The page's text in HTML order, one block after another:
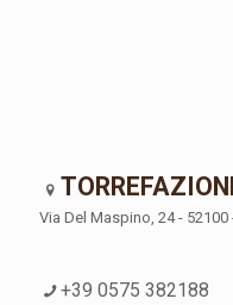
Via Del Maspino, 24 -
+39 0575 382188